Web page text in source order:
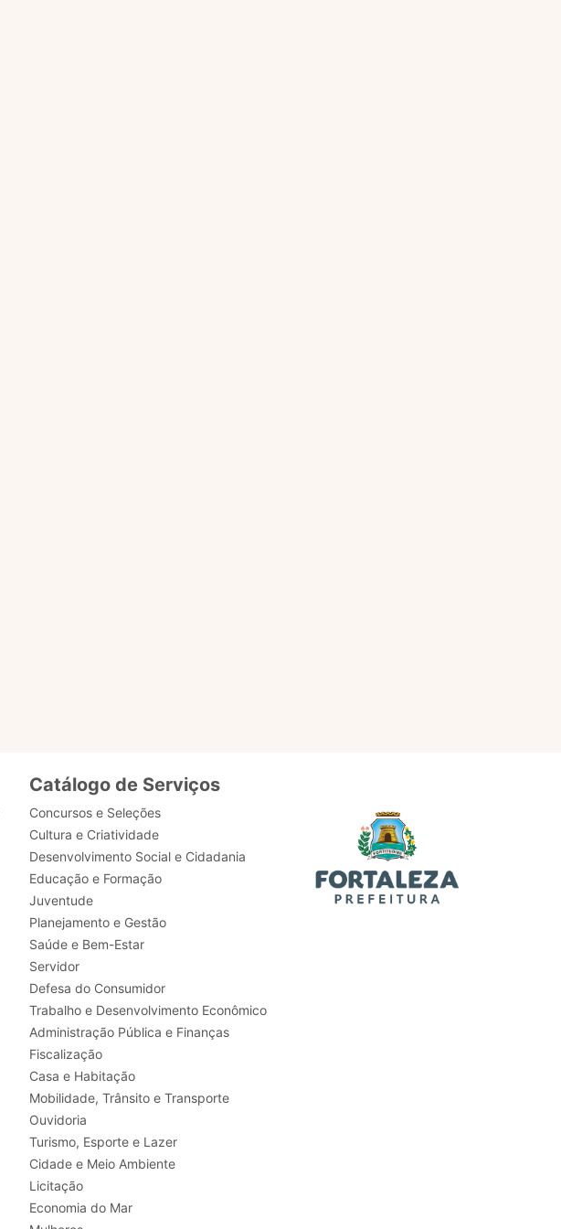
Catálogo de Serviços
Concursos e Seleções
Cultura e Criatividade
Desenvolvimento Social e Cidadania
Educação e Formação
Juventude
Planejamento e Gestão
Saúde e Bem-Estar
Servidor
Defesa do Consumidor
Trabalho e Desenvolvimento Econômico
Administração Pública e Finanças
Fiscalização
Casa e Habitação
Mobilidade, Trânsito e Transporte
Ouvidoria
Turismo, Esporte e Lazer
Cidade e Meio Ambiente
Licitação
Economia do Mar